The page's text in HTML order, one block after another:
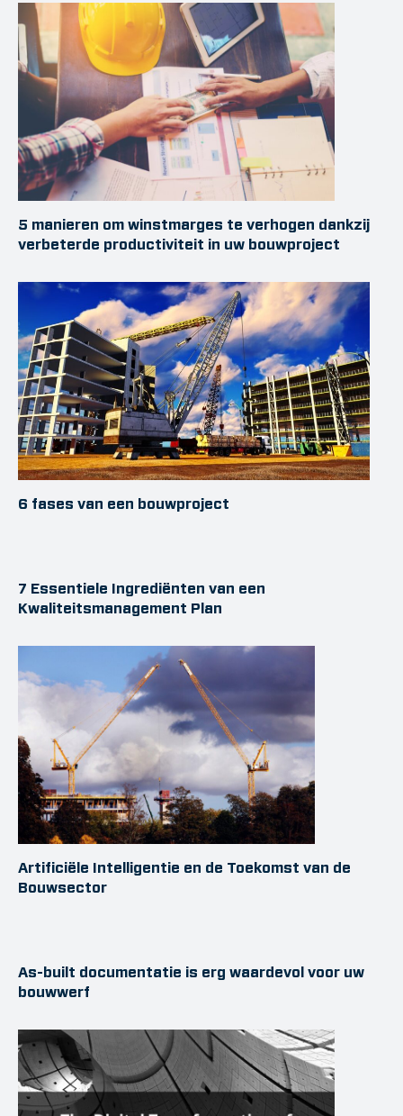
5 manieren om winstmarges te verhogen dankzij
verbeterde productiviteit in uw bouwproject
6 fases van een bouwproject
7 Essentiele Ingrediënten van een
Kwaliteitsmanagement Plan
Artificiële Intelligentie en de Toekomst van de
Bouwsector
As-built documentatie is erg waardevol voor uw
bouwwerf